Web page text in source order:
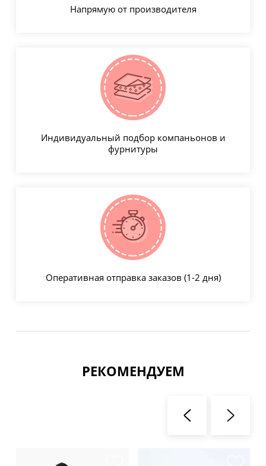
Напрямую от производителя
Индивидуальный подбор компаньонов и
фурнитуры
Оперативная отправка заказов (1-2 дня)
РЕКОМЕНДУЕМ